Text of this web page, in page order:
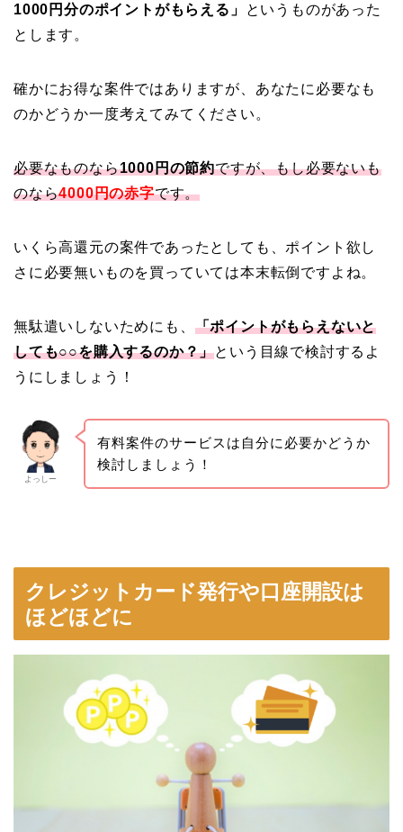
1000円分のポイントがもらえる」
というものがあった
とします。
確かにお得な案件ではありますが、あなたに必要なも
のかどうか一度考えてみてください。
必要なものなら1000円の節約ですが、もし必要ないも
のなら4000円の赤字です。
いくら高還元の案件であったとしても、ポイント欲し
さに必要無いものを買っていては本末転倒ですよね。
無駄遣いしないためにも、 「ポイントがもらえないと
しても○○を購入するのか？」という目線で検討するよ
うにしましょう！
よっしー
有料案件のサービスは自分に必要かどうか
検討しましょう！
クレジットカード発行や口座開設は
ほどほどに